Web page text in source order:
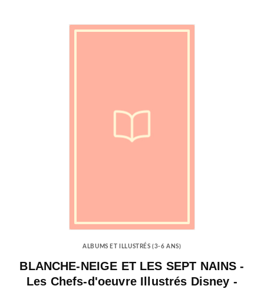
ALBUMS ET ILLUSTRÉS (3-6 ANS)
BLANCHE-NEIGE ET LES SEPT NAINS -
Les Chefs-d'oeuvre Illustrés Disney -